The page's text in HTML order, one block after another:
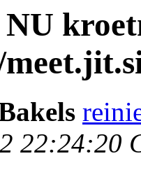
22:24:20